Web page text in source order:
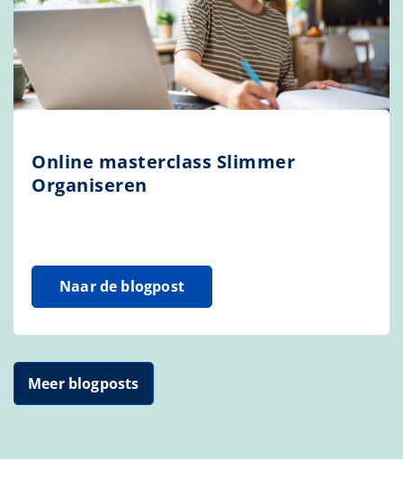
Online masterclass Slimmer
Organiseren
Naar de blogpost
Meer blogposts